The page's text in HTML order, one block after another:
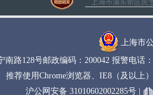
上海市浦东新区民